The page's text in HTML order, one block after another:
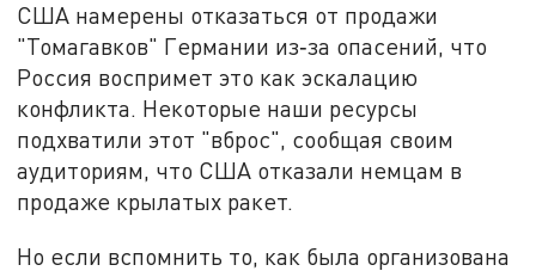
США намерены отказаться от продажи
"Томагавков" Германии из‑за опасений, что
Россия воспримет это как эскалацию
конфликта. Некоторые наши ресурсы
подхватили этот "вброс", сообщая своим
аудиториям, что США отказали немцам в
продаже крылатых ракет.
Но если вспомнить то, как была организована